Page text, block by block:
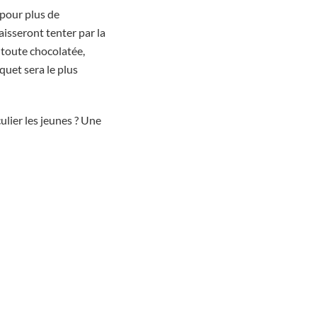
plus de
tenter par la
chocolatée,
sera le plus
les jeunes ? Une